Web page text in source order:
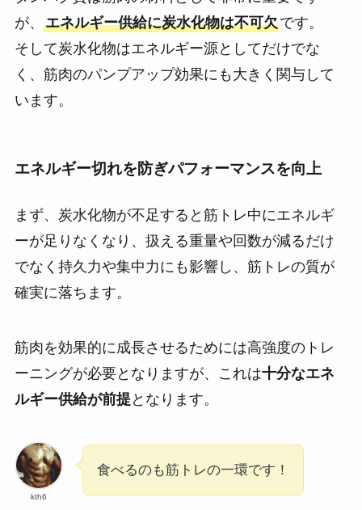
が、 エネルギー供給に炭水化物は不可欠です。
そして炭水化物はエネルギー源としてだけでな
く、筋肉のパンプアップ効果にも大きく関与して
います。
エネルギー切れを防ぎパフォーマンスを向上
まず、炭水化物が不足すると筋トレ中にエネルギ
ーが足りなくなり、扱える重量や回数が減るだけ
でなく持久力や集中力にも影響し、筋トレの質が
確実に落ちます。
筋肉を効果的に成長させるためには高強度のトレ
ーニングが必要となりますが、これは十分なエネ
ルギー供給が前提となります。
kth6
食べるのも筋トレの一環です！